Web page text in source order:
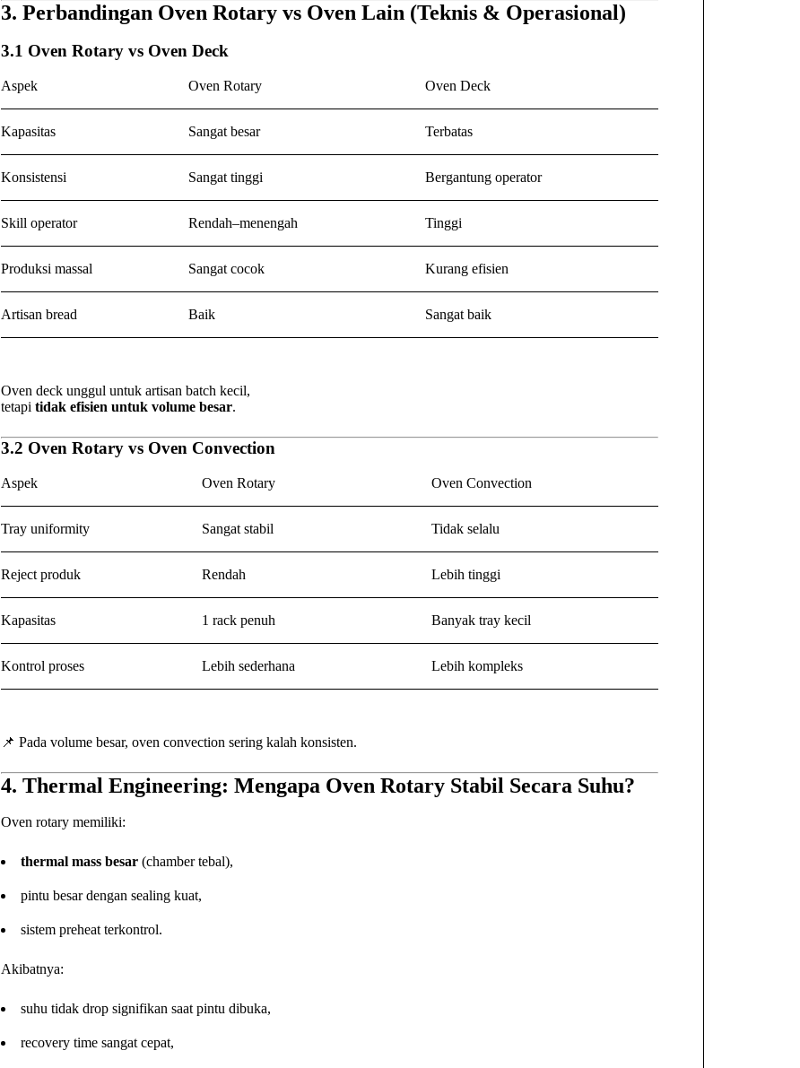
3. Perbandingan Oven Rotary vs Oven Lain (Teknis & Operasional)
3.1 Oven Rotary vs Oven Deck
Aspek Oven Rotary Oven Deck
Kapasitas Sangat besar Terbatas
Konsistensi Sangat tinggi Bergantung operator
Skill operator Rendah–menengah Tinggi
Produksi massal Sangat cocok Kurang efisien
Artisan bread Baik Sangat baik
Oven deck unggul untuk artisan batch kecil,
tetapi tidak efisien untuk volume besar.
3.2 Oven Rotary vs Oven Convection
Aspek Oven Rotary Oven Convection
Tray uniformity Sangat stabil Tidak selalu
Reject produk Rendah Lebih tinggi
Kapasitas 1 rack penuh Banyak tray kecil
Kontrol proses Lebih sederhana Lebih kompleks
📌 Pada volume besar, oven convection sering kalah konsisten.
4. Thermal Engineering: Mengapa Oven Rotary Stabil Secara Suhu?
Oven rotary memiliki:
thermal mass besar (chamber tebal),
pintu besar dengan sealing kuat,
sistem preheat terkontrol.
Akibatnya:
suhu tidak drop signifikan saat pintu dibuka,
recovery time sangat cepat,